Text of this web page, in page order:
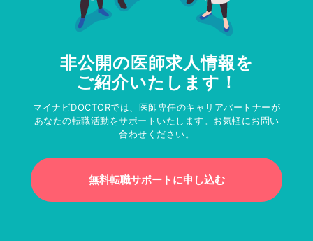
非公開の医師求人情報を
ご紹介いたします！
マイナビDOCTORでは、医師専任のキャリアパートナーが
あなたの転職活動をサポートいたします。お気軽にお問い
合わせください。
無料転職サポートに申し込む